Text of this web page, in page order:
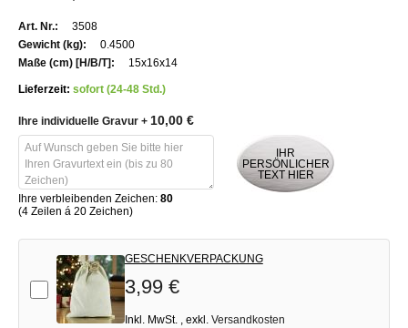
Weitere
Informationen
3508
0.4500
15x16x14
Lieferzeit: sofort (24-48 Std.)
Ihre individuelle Gravur + 10,00 €
IHR
PERSÖNLICHER
TEXT HIER
Ihre verbleibenden Zeichen: 80
(4 Zeilen á 20 Zeichen)
Add-on
GESCHENKVERPACKUNG
3,99 €
Inkl. MwSt. , exkl. Versandkosten